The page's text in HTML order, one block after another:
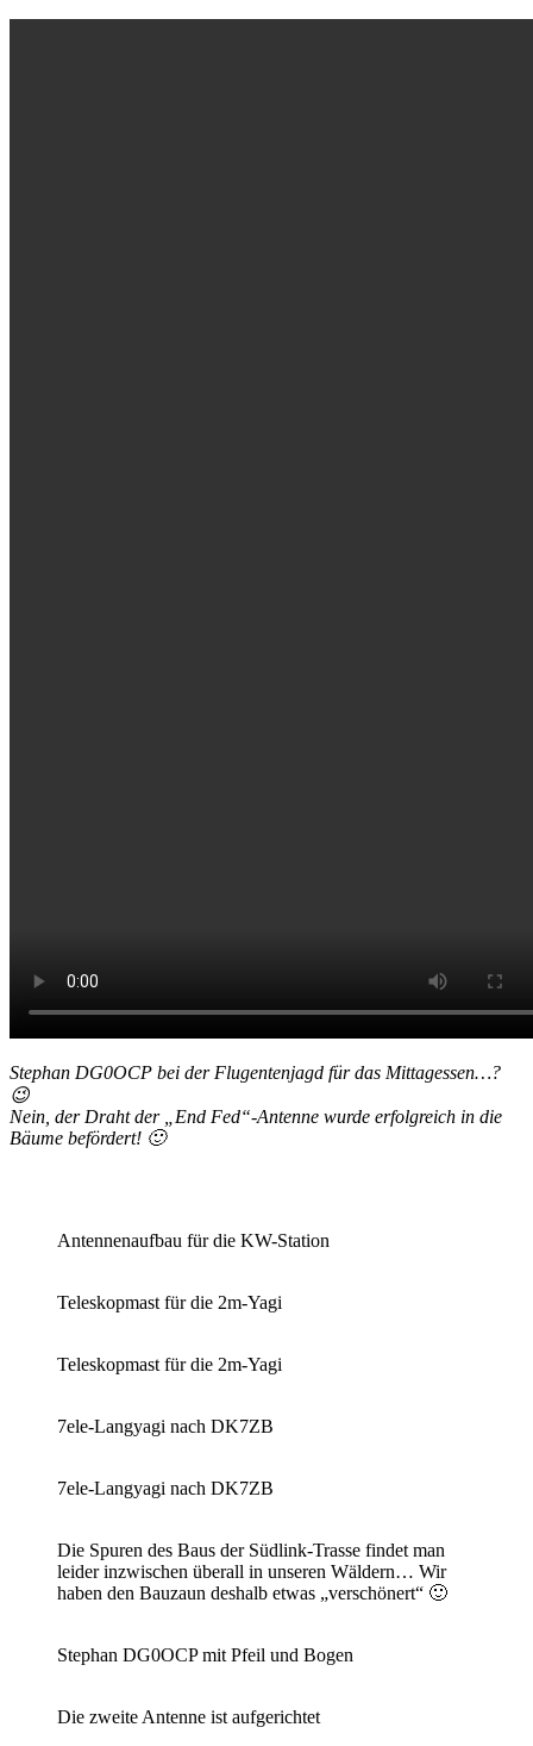
Stephan DG0OCP bei der Flugentenjagd für das Mittagessen…?
😉
Nein, der Draht der „End Fed“-Antenne wurde erfolgreich in die
Bäume befördert! 🙂
Antennenaufbau für die KW-Station
Teleskopmast für die 2m-Yagi
Teleskopmast für die 2m-Yagi
7ele-Langyagi nach DK7ZB
7ele-Langyagi nach DK7ZB
Die Spuren des Baus der Südlink-Trasse findet man
leider inzwischen überall in unseren Wäldern… Wir
haben den Bauzaun deshalb etwas „verschönert“ 🙂
Stephan DG0OCP mit Pfeil und Bogen
Die zweite Antenne ist aufgerichtet